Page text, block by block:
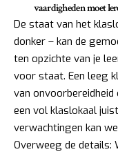
vaardigheden moet
De staat van het
donker – kan de
ten opzichte van je
voor staat. Een leeg
van
een vol klaslokaal
verwachtingen kan
Overweeg de details: